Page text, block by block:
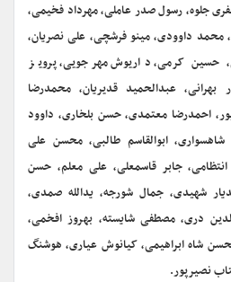
جلوه، رسول صدر عاملی، مهرداد فخیمی،
محمد داوودی، مینو فرشچی، علی نصریان،
حسین کرمی، داریوش مهرجویی، پرویز
بهرانی، عبدالحمید قدیریان، محمدرضا
احمدرضا معتمدی، حسن بلخاری، داوود
ابوالقاسم طالبی، محسن علی
جابر قاسمعلی، علی معلم، حسن
شهیدی، جمال شورجه، یدالله صمدی،
دری، مصطفی شایسته، بهروز افخمی،
شاه ابراهیمی، کیانوش عیاری، هوشنگ
نصیرپور.